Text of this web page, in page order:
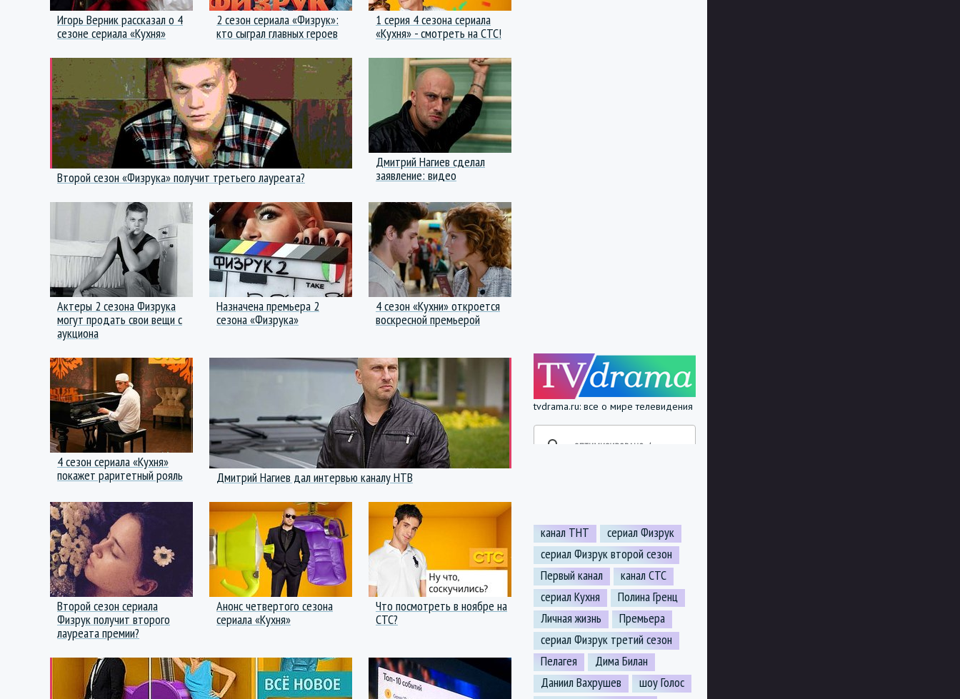
Игорь Верник рассказал о 4
сезоне сериала «Кухня»
2 сезон сериала «Физрук»:
кто сыграл главных героев
1 серия 4 сезона сериала
«Кухня» - смотреть на СТС!
Второй сезон «Физрука» получит третьего лауреата?
Дмитрий Нагиев сделал
заявление: видео
Актеры 2 сезона Физрука
могут продать свои вещи с
аукциона
Назначена премьера 2
сезона «Физрука»
4 сезон «Кухни» откроется
воскресной премьерой
4 сезон сериала «Кухня»
покажет раритетный рояль
Дмитрий Нагиев дал интервью каналу НТВ
Второй сезон сериала
Физрук получит второго
лауреата премии?
Анонс четвертого сезона
сериала «Кухня»
Что посмотреть в ноябре на
СТС?
tvdrama.ru: все о мире телевидения
канал ТНТ
сериал Физрук
сериал Физрук второй сезон
Первый канал
канал СТС
сериал Кухня
Полина Гренц
Личная жизнь
Премьера
сериал Физрук третий сезон
Пелагея
Дима Билан
Даниил Вахрушев
шоу Голос